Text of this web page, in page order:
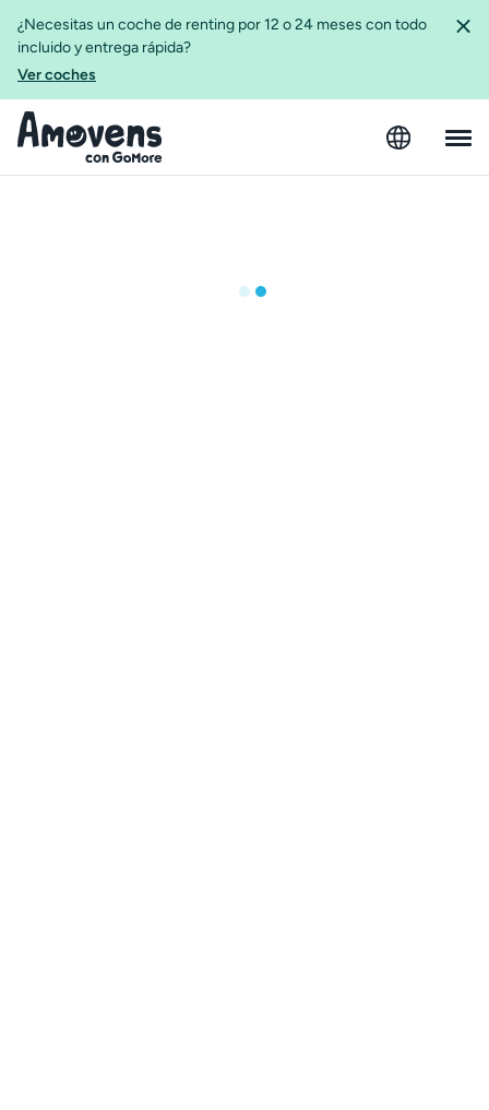
¿Necesitas un coche de renting por 12 o 24 meses con todo
incluido y entrega rápida?
Ver coches